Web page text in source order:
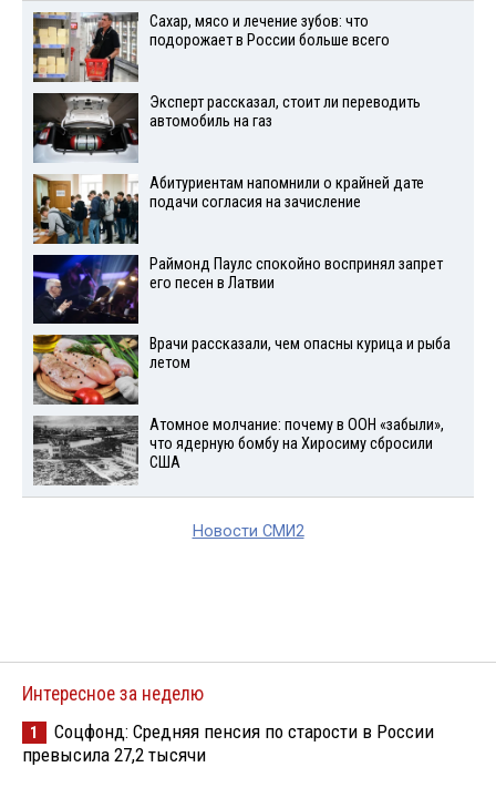
Сахар, мясо и лечение зубов: что
подорожает в России больше всего
Эксперт рассказал, стоит ли переводить
автомобиль на газ
Абитуриентам напомнили о крайней дате
подачи согласия на зачисление
Раймонд Паулс спокойно воспринял запрет
его песен в Латвии
Врачи рассказали, чем опасны курица и рыба
летом
Атомное молчание: почему в ООН «забыли»,
что ядерную бомбу на Хиросиму сбросили
США
Новости СМИ2
Интересное за неделю
1
Соцфонд: Средняя пенсия по старости в России
превысила 27,2 тысячи